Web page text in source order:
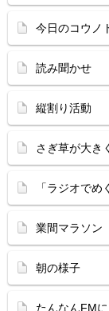
今日のコウノ
読み聞かせ
縦割り活動
さぎ草が大き
「ラジオで
業間マラソン
朝の様子
たんなんFM